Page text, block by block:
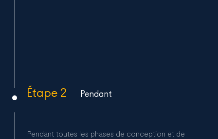
Étape 2 Pendant
Pendant toutes les phases de conception et de